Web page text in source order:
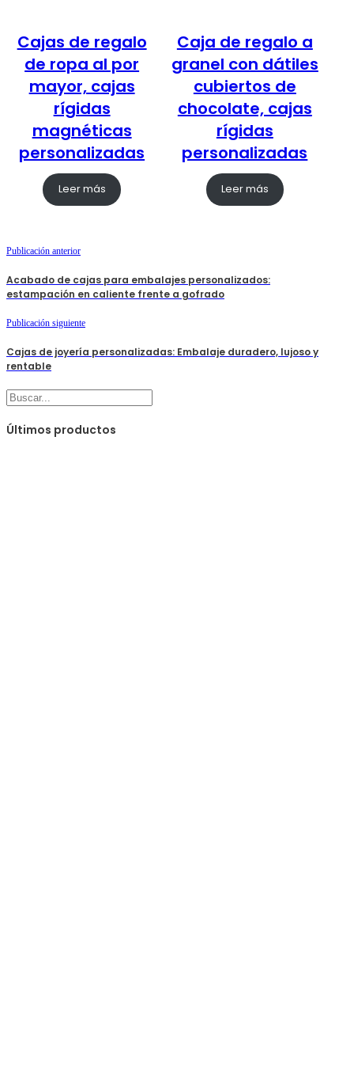
Cajas de regalo
de ropa al por
mayor, cajas
rígidas
magnéticas
personalizadas
Leer más
Caja de regalo a
granel con dátiles
cubiertos de
chocolate, cajas
rígidas
personalizadas
Leer más
Publicación anterior
Acabado de cajas para embalajes personalizados:
estampación en caliente frente a gofrado
Publicación siguiente
Cajas de joyería personalizadas: Embalaje duradero, lujoso y
rentable
Buscar
Últimos productos